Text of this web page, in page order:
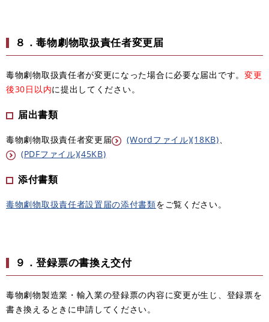
８．毒物劇物取扱責任者変更届
毒物劇物取扱責任者が変更になった場合に必要な届出です。 変更
後30日以内に提出してください。
届出書類
毒物劇物取扱責任者変更届 (Wordファイル)(18KB)、​
(PDFファイル)(45KB)
添付書類
毒物劇物取扱責任者設置届の添付書類をご覧ください。
９．登録票の書換え交付
毒物劇物製造業・輸入業の登録票の内容に変更が生じ、登録票を
書き換えるときに申請してください。